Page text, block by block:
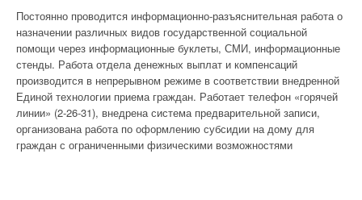
Постоянно проводится информационно-разъяснительная работа о
назначении различных видов государственной социальной
помощи через информационные буклеты, СМИ, информационные
стенды. Работа отдела денежных выплат и компенсаций
производится в непрерывном режиме в соответствии внедренной
Единой технологии приема граждан. Работает телефон «горячей
линии» (2-26-31), внедрена система предварительной записи,
организована работа по оформлению субсидии на дому для
граждан с ограниченными физическими возможностями